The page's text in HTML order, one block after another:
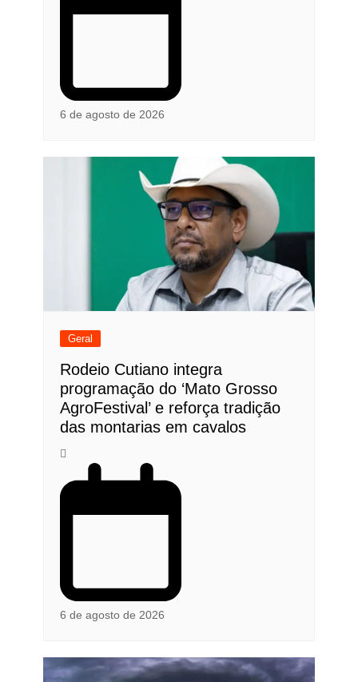
6 de agosto de 2026
Geral
Rodeio Cutiano integra
programação do ‘Mato Grosso
AgroFestival’ e reforça tradição
das montarias em cavalos
6 de agosto de 2026